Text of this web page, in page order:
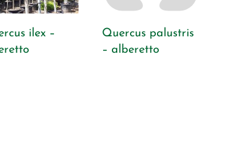
ilex –
Quercus palustris
– alberetto